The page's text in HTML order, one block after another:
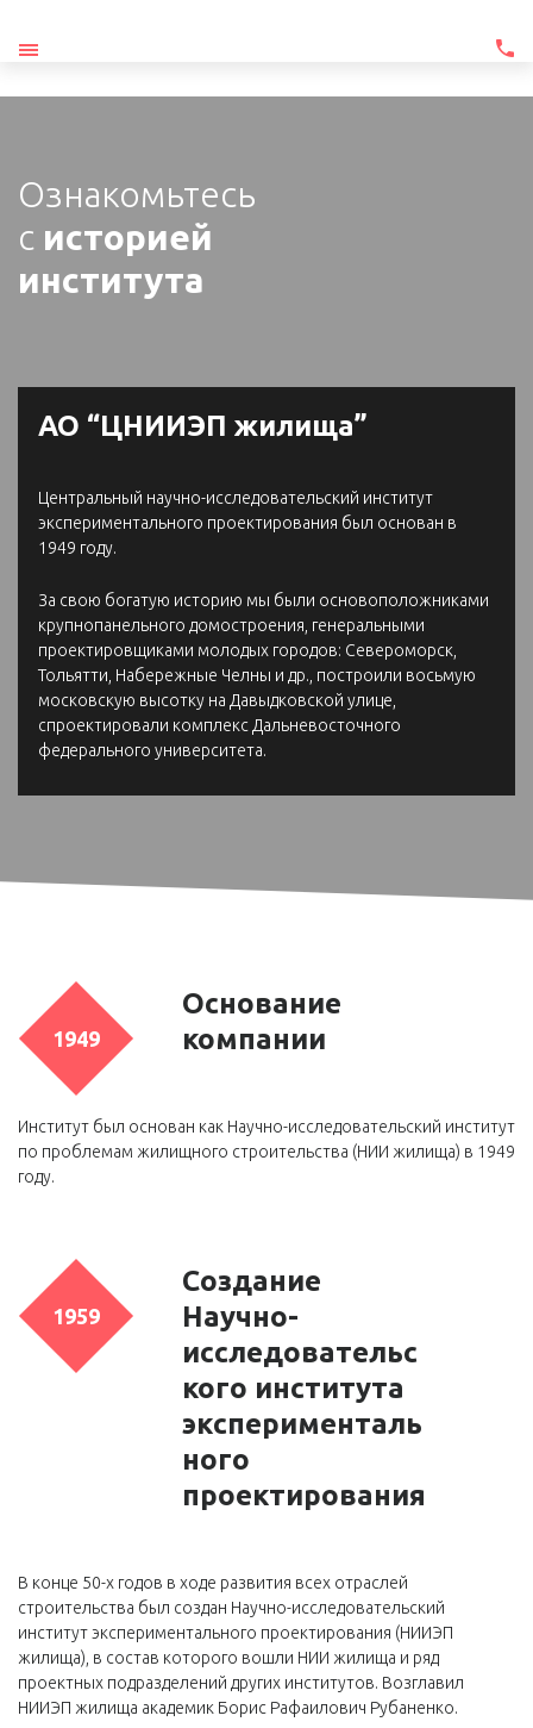
Ознакомьтесь
с историей
института
АО “ЦНИИЭП жилища”
Центральный научно-исследовательский институт
экспериментального проектирования был основан в
1949 году.
За свою богатую историю мы были основоположниками
крупнопанельного домостроения, генеральными
проектировщиками молодых городов: Североморск,
Тольятти, Набережные Челны и др., построили восьмую
московскую высотку на Давыдковской улице,
спроектировали комплекс Дальневосточного
федерального университета.
1949
Основание
компании
Институт был основан как Научно-исследовательский институт
по проблемам жилищного строительства (НИИ жилища) в 1949
году.
1959
Создание
Научно-
исследовательс
кого института
эксперименталь
ного
проектирования
В конце 50-х годов в ходе развития всех отраслей
строительства был создан Научно-исследовательский
институт экспериментального проектирования (НИИЭП
жилища), в состав которого вошли НИИ жилища и ряд
проектных подразделений других институтов. Возглавил
НИИЭП жилища академик Борис Рафаилович Рубаненко.